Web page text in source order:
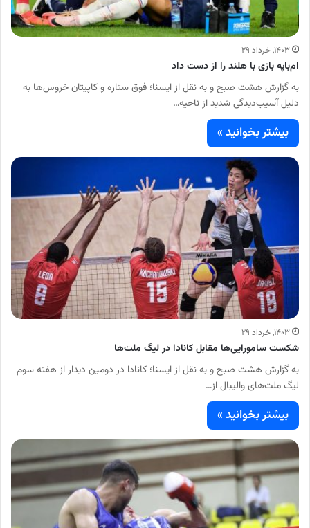
۱۴۰۳, خرداد ۲۹
ام‌باپه بازی با هلند را از دست داد
به گزارش هشت صبح و به نقل از ایسنا؛ فوق ستاره و کاپیتان خروس‌ها به
دلیل آسیب‌دیدگی شدید از ناحیه…
بیشتر بخوانید »
۱۴۰۳, خرداد ۲۹
شکست سامورایی‌ها مقابل کانادا در لیگ ملت‌ها
به گزارش هشت صبح و به نقل از ایسنا؛ کانادا در دومین دیدار از هفته سوم
لیگ ملت‌های والیبال از…
بیشتر بخوانید »